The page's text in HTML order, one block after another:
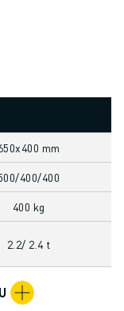
mm
400/400
400 kg
2.2/ 2.4 t